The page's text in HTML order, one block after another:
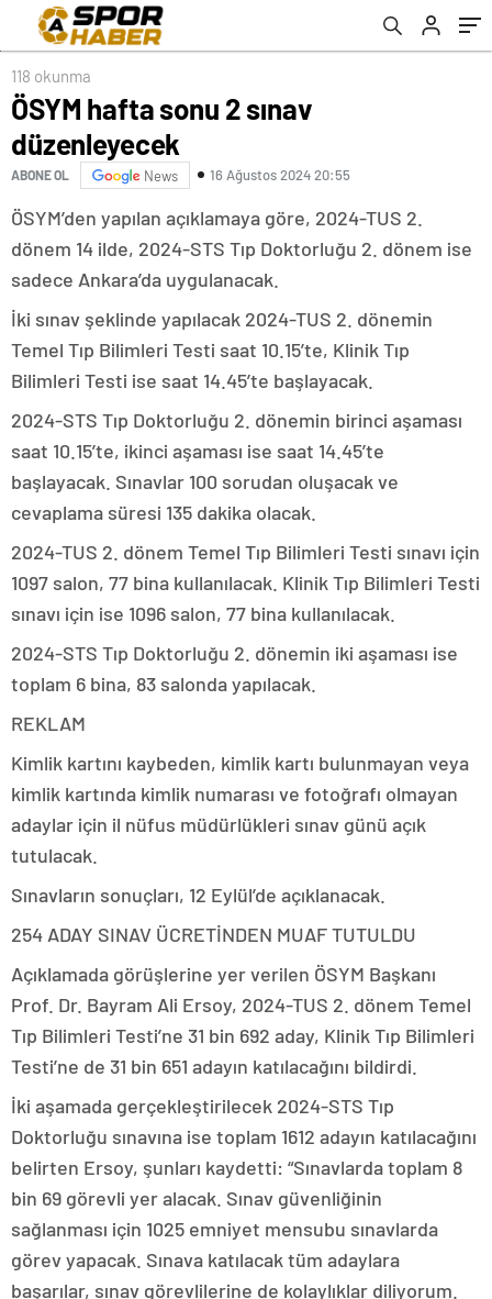
118 okunma
ÖSYM hafta sonu 2 sınav
düzenleyecek
ABONE OL News 16 Ağustos 2024 20:55
ÖSYM’den yapılan açıklamaya göre, 2024-TUS 2.
dönem 14 ilde, 2024-STS Tıp Doktorluğu 2. dönem ise
sadece Ankara’da uygulanacak.
İki sınav şeklinde yapılacak 2024-TUS 2. dönemin
Temel Tıp Bilimleri Testi saat 10.15’te, Klinik Tıp
Bilimleri Testi ise saat 14.45’te başlayacak.
2024-STS Tıp Doktorluğu 2. dönemin birinci aşaması
saat 10.15’te, ikinci aşaması ise saat 14.45’te
başlayacak. Sınavlar 100 sorudan oluşacak ve
cevaplama süresi 135 dakika olacak.
2024-TUS 2. dönem Temel Tıp Bilimleri Testi sınavı için
1097 salon, 77 bina kullanılacak. Klinik Tıp Bilimleri Testi
sınavı için ise 1096 salon, 77 bina kullanılacak.
2024-STS Tıp Doktorluğu 2. dönemin iki aşaması ise
toplam 6 bina, 83 salonda yapılacak.
REKLAM
Kimlik kartını kaybeden, kimlik kartı bulunmayan veya
kimlik kartında kimlik numarası ve fotoğrafı olmayan
adaylar için il nüfus müdürlükleri sınav günü açık
tutulacak.
Sınavların sonuçları, 12 Eylül’de açıklanacak.
254 ADAY SINAV ÜCRETİNDEN MUAF TUTULDU
Açıklamada görüşlerine yer verilen ÖSYM Başkanı
Prof. Dr. Bayram Ali Ersoy, 2024-TUS 2. dönem Temel
Tıp Bilimleri Testi’ne 31 bin 692 aday, Klinik Tıp Bilimleri
Testi’ne de 31 bin 651 adayın katılacağını bildirdi.
İki aşamada gerçekleştirilecek 2024-STS Tıp
Doktorluğu sınavına ise toplam 1612 adayın katılacağını
belirten Ersoy, şunları kaydetti: “Sınavlarda toplam 8
bin 69 görevli yer alacak. Sınav güvenliğinin
sağlanması için 1025 emniyet mensubu sınavlarda
görev yapacak. Sınava katılacak tüm adaylara
başarılar, sınav görevlilerine de kolaylıklar diliyorum.